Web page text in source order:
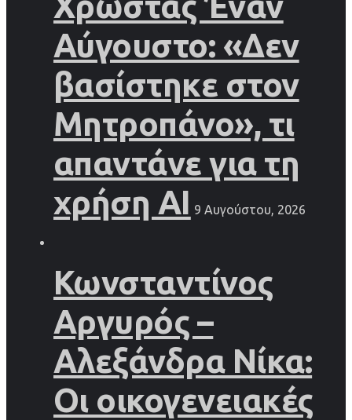
Αύγουστο: «Δεν
βασίστηκε στον
Μητροπάνο», τι
απαντάνε για τη
χρήση AI 9 Αυγούστου, 2026
Κωνσταντίνος
Αργυρός –
Αλεξάνδρα Νίκα:
Οι οικογενειακές